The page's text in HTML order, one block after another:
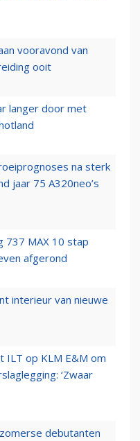
vooravond van
ooit
langer door met
na sterk
jaar 75 A320neo’s
737 MAX 10 stap
afgerond
interieur van nieuwe
ILT op KLM E&M om
‘Zwaar
debutanten